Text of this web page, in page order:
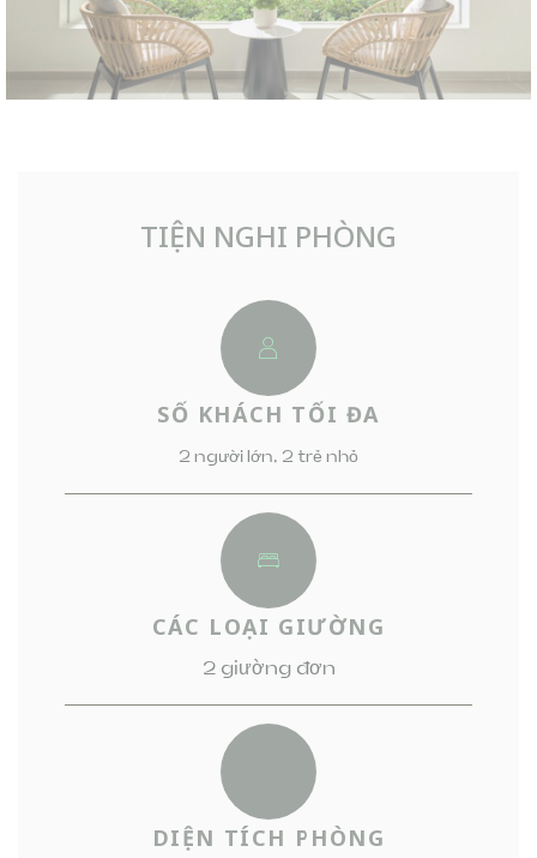
TIỆN NGHI PHÒNG
SỐ KHÁCH TỐI ĐA
2 người lớn, 2 trẻ nhỏ
CÁC LOẠI GIƯỜNG
2 giường đơn
DIỆN TÍCH PHÒNG